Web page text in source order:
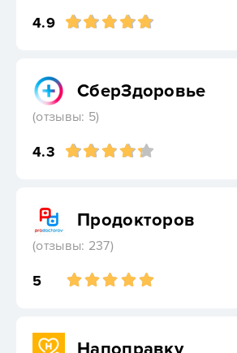
4.9
СберЗдоровье
(отзывы: 5)
4.3
Продокторов
(отзывы: 237)
5